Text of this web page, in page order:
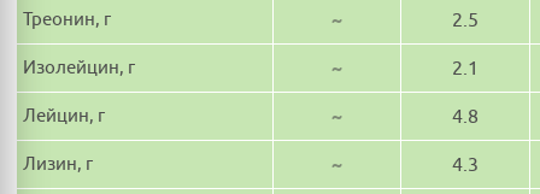
Треонин, г ~ 2.5
Изолейцин, г ~ 2.1
Лейцин, г ~ 4.8
Лизин, г ~ 4.3